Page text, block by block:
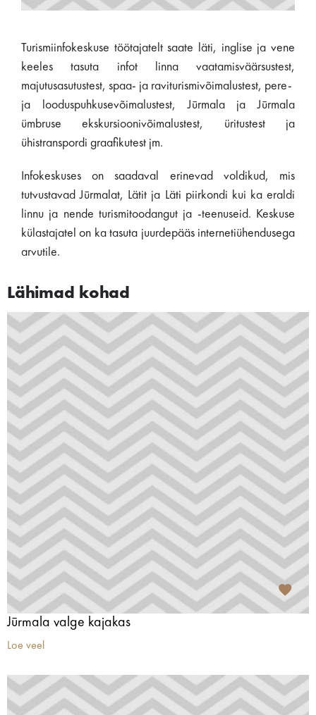
Turismiinfokeskuse töötajatelt saate läti, inglise ja vene
keeles tasuta infot linna vaatamisväärsustest,
majutusasutustest, spaa- ja raviturismivõimalustest, pere-
ja looduspuhkusevõimalustest, Jūrmala ja Jūrmala
ümbruse ekskursioonivõimalustest, üritustest ja
ühistranspordi graafikutest jm.
Infokeskuses on saadaval erinevad voldikud, mis
tutvustavad Jūrmalat, Lätit ja Läti piirkondi kui ka eraldi
linnu ja nende turismitoodangut ja -teenuseid. Keskuse
külastajatel on ka tasuta juurdepääs internetiühendusega
arvutile.
Lähimad kohad
Jūrmala valge kajakas
Loe veel